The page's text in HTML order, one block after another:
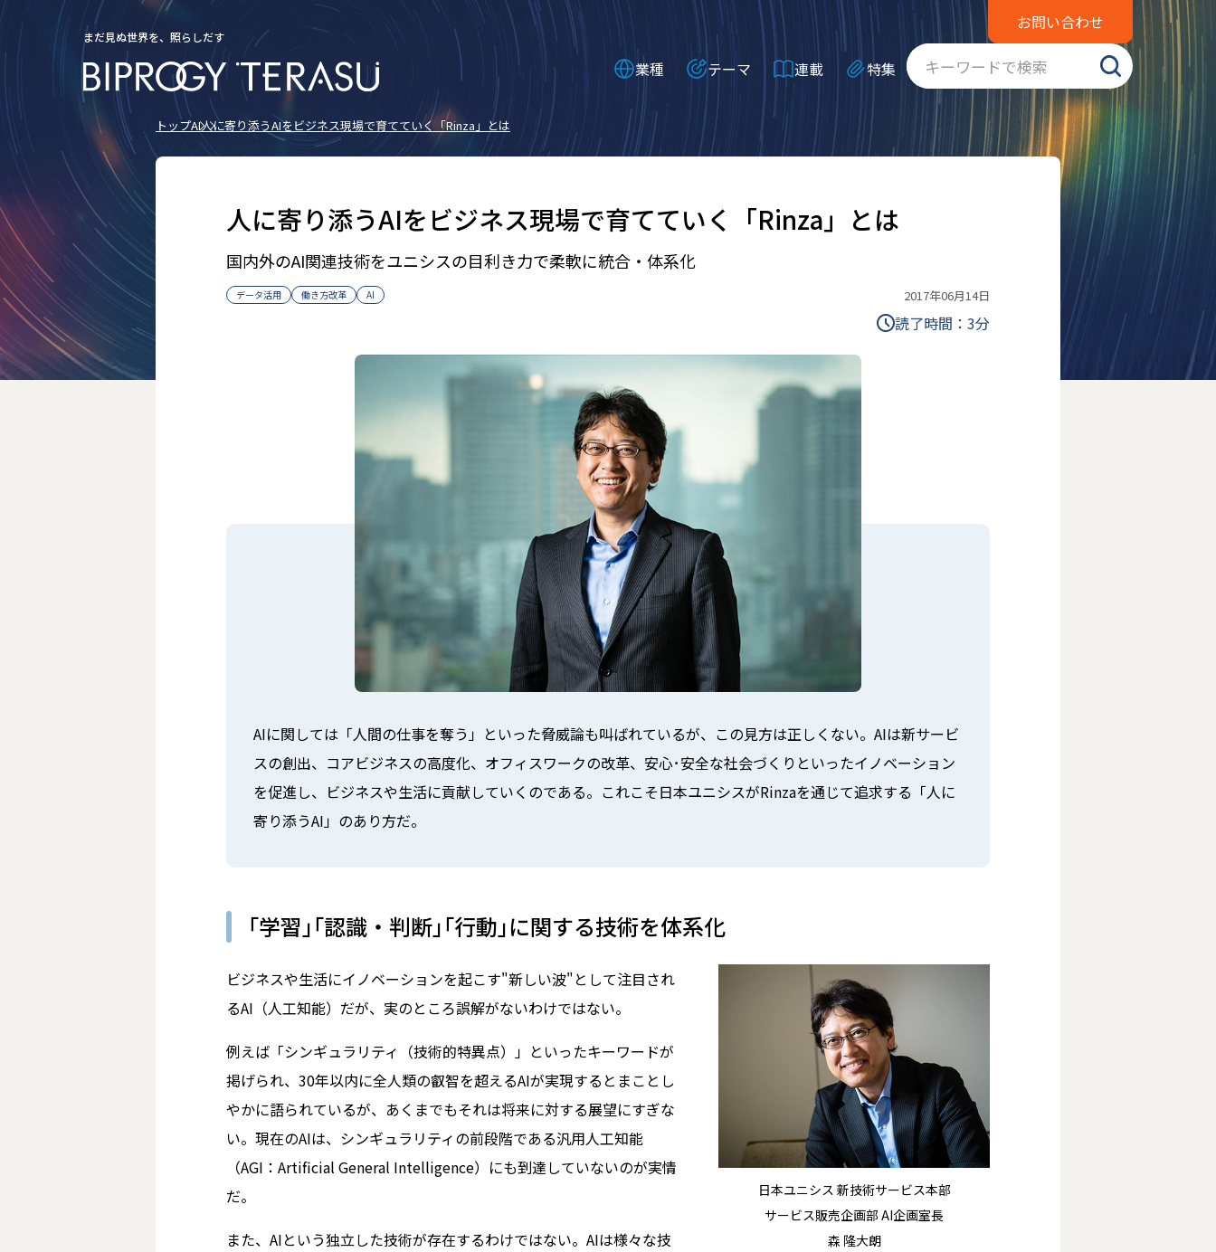
まだ見ぬ世界を、照らしだす
業種 テーマ 連載 特集
お問い合わせ
トップAI人に寄り添うAIをビジネス現場で育てていく「Rinza」とは
人に寄り添うAIをビジネス現場で育てていく「Rinza」とは
国内外のAI関連技術をユニシスの目利き力で柔軟に統合・体系化
データ活用 働き方改革 AI 2017年06月14日
読了時間： 3分
AIに関しては「人間の仕事を奪う」といった脅威論も叫ばれているが、この見方は正しくない。AIは新サービ
スの創出、コアビジネスの高度化、オフィスワークの改革、安心･安全な社会づくりといったイノベーション
を促進し、ビジネスや生活に貢献していくのである。これこそ日本ユニシスがRinzaを通じて追求する「人に
寄り添うAI」のあり方だ。
｢学習｣｢認識・判断｣｢行動｣に関する技術を体系化
日本ユニシス 新技術サービス本部
サービス販売企画部 AI企画室長
森 隆大朗
ビジネスや生活にイノベーションを起こす"新しい波"として注目され
るAI（人工知能）だが、実のところ誤解がないわけではない。
例えば「シンギュラリティ（技術的特異点）」といったキーワードが
掲げられ、30年以内に全人類の叡智を超えるAIが実現するとまことし
やかに語られているが、あくまでもそれは将来に対する展望にすぎな
い。現在のAIは、シンギュラリティの前段階である汎用人工知能
（AGI：Artificial General Intelligence）にも到達していないのが実情
だ。
また、AIという独立した技術が存在するわけではない。AIは様々な技